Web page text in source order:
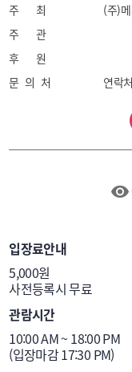
주 최
(주)
주 관
후 원
문 의 처
입장료안내
5,000원
사전등록시 무료
관람시간
10:00 AM ~ 18:00 PM
(입장마감 17:30 PM)